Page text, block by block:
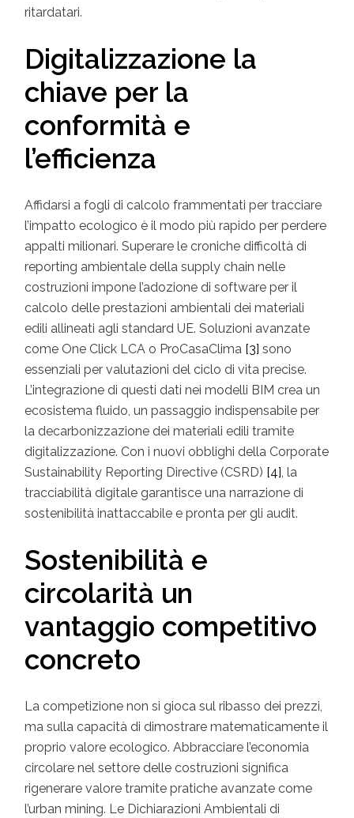
ritardatari.
Digitalizzazione la
chiave per la
conformità e
l’efficienza
Affidarsi a fogli di calcolo frammentati per tracciare
l’impatto ecologico è il modo più rapido per perdere
appalti milionari. Superare le croniche difficoltà di
reporting ambientale della supply chain nelle
costruzioni impone l’adozione di software per il
calcolo delle prestazioni ambientali dei materiali
edili allineati agli standard UE. Soluzioni avanzate
come One Click LCA o ProCasaClima [3] sono
essenziali per valutazioni del ciclo di vita precise.
L’integrazione di questi dati nei modelli BIM crea un
ecosistema fluido, un passaggio indispensabile per
la decarbonizzazione dei materiali edili tramite
digitalizzazione. Con i nuovi obblighi della Corporate
Sustainability Reporting Directive (CSRD) [4], la
tracciabilità digitale garantisce una narrazione di
sostenibilità inattaccabile e pronta per gli audit.
Sostenibilità e
circolarità un
vantaggio competitivo
concreto
La competizione non si gioca sul ribasso dei prezzi,
ma sulla capacità di dimostrare matematicamente il
proprio valore ecologico. Abbracciare l’economia
circolare nel settore delle costruzioni significa
rigenerare valore tramite pratiche avanzate come
l’urban mining. Le Dichiarazioni Ambientali di